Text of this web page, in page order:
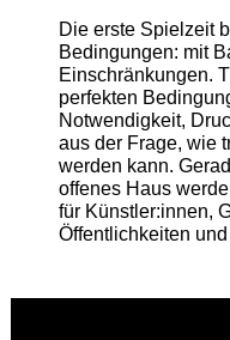
Die erste Spielzeit
Bedingungen: mit
Einschränkungen.
perfekten
Notwendigkeit,
aus der Frage, wie
werden kann.
offenes Haus
für Künstler:innen,
Öffentlichkeiten